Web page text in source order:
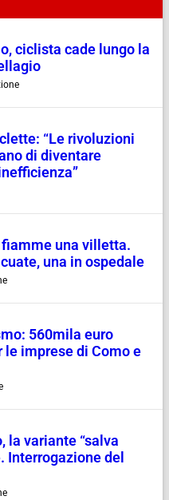
ciclista cade lungo la
“Le rivoluzioni
di diventare
fiamme una villetta.
una in ospedale
560mila euro
le imprese di Como e
la variante “salva
Interrogazione del